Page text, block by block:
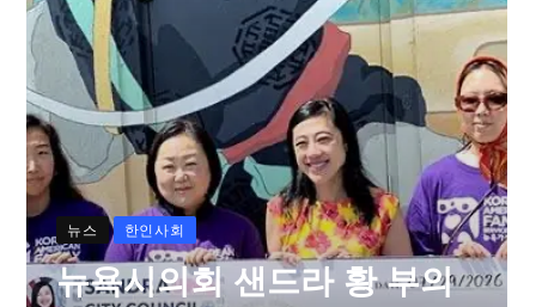
뉴스 한인사회
뉴욕시의회 샌드라 황 부의